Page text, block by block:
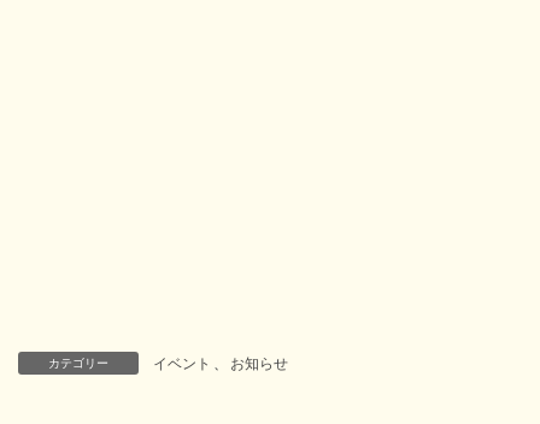
カテゴリー イベント お知らせ